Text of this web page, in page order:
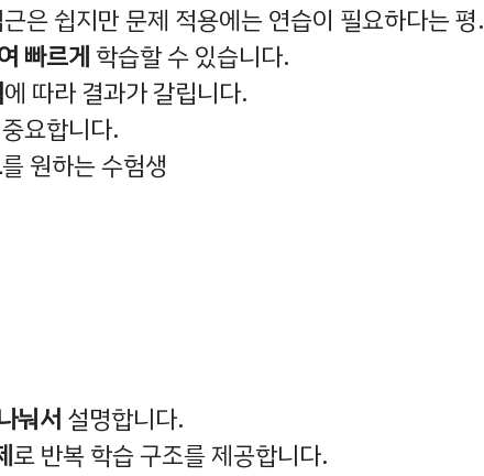
은 쉽지만 문제 적용에는 연습이 필요하다는 평.
빠르게학습할 수 있습니다.
에 따라 결과가 갈립니다.
요합니다.
를 원하는 수험생
눠서 설명합니다.
로 반복 학습 구조를 제공합니다.